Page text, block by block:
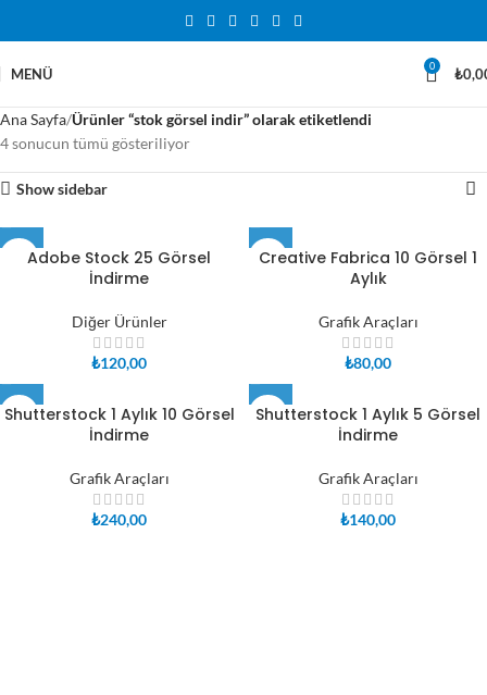
MENÜ 0 ₺
Ana Sayfa Ürünler “stok görsel indir” olarak etiketlendi
4 sonucun tümü gösteriliyor
Show sidebar
Adobe Stock 25 Görsel
İndirme
Diğer Ürünler
₺120,00
Creative Fabrica 10 Görsel 1
Aylık
Grafik Araçları
₺80,00
Shutterstock 1 Aylık 10 Görsel
İndirme
Grafik Araçları
₺240,00
Shutterstock 1 Aylık 5 Görsel
İndirme
Grafik Araçları
₺140,00